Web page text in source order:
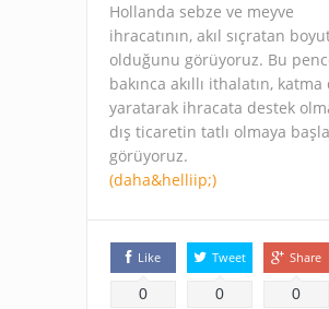
Hollanda sebze ve meyve
ihracatının, akıl sıçratan
olduğunu görüyoruz. Bu
bakınca akıllı ithalatın,
yaratarak ihracata destek
dış ticaretin tatlı olmaya
görüyoruz.
(daha&helliip;)
Like
0
Tweet
0
Share
0